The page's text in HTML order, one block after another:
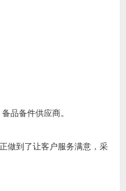
品备件供应商。
做到了让客户服务满意，采